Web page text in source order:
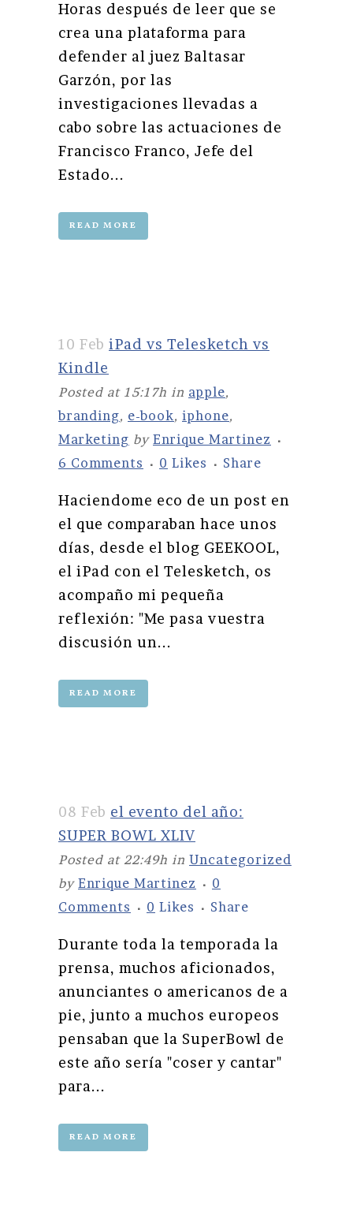
Horas después de leer que se
crea una plataforma para
defender al juez Baltasar
Garzón, por las
investigaciones llevadas a
cabo sobre las actuaciones de
Francisco Franco, Jefe del
Estado...
READ MORE
10 Feb iPad vs Telesketch vs
Kindle
Posted at 15:17h in apple,
branding, e-book, iphone,
Marketing by Enrique Martinez
6 Comments
0 Likes Share
Haciendome eco de un post en
el que comparaban hace unos
días, desde el blog GEEKOOL,
el iPad con el Telesketch, os
acompaño mi pequeña
reflexión: "Me pasa vuestra
discusión un...
READ MORE
08 Feb el evento del año:
SUPER BOWL XLIV
Posted at 22:49h in Uncategorized
by Enrique Martinez
0
Comments
0 Likes Share
Durante toda la temporada la
prensa, muchos aficionados,
anunciantes o americanos de a
pie, junto a muchos europeos
pensaban que la SuperBowl de
este año sería "coser y cantar"
para...
READ MORE